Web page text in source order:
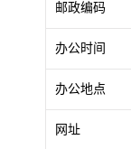
邮政编码
办公时间
办公地点
网址